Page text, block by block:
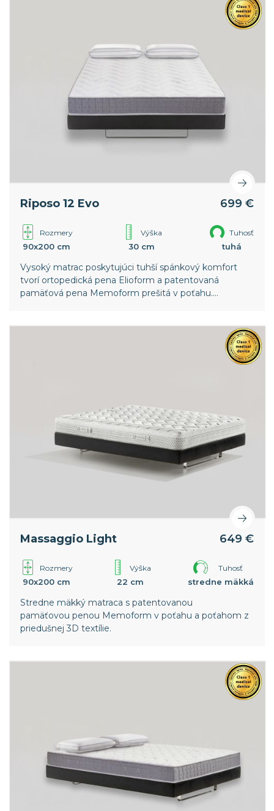
Riposo 12 Evo 699 €
Rozmery
90x200 cm
Výška
30 cm
Tuhosť
tuhá
Vysoký matrac poskytujúci tuhší spánkový komfort
tvorí ortopedická pena Elioform a patentovaná
pamäťová pena Memoform prešitá v poťahu.
Massaggio Light 649 €
Rozmery
90x200 cm
Výška
22 cm
Tuhosť
stredne mäkká
Stredne mäkký matraca s patentovanou
pamäťovou penou Memoform v poťahu a poťahom z
priedušnej 3D textílie.